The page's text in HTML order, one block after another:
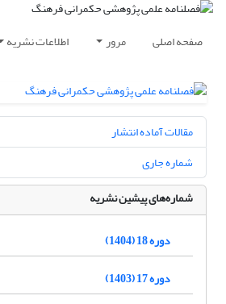
صفحه اصلی مرور اطلاعات نشریه
مقالات آماده انتشار
شماره جاری
شماره‌های پیشین نشریه
دوره 18 (1404)
دوره 17 (1403)